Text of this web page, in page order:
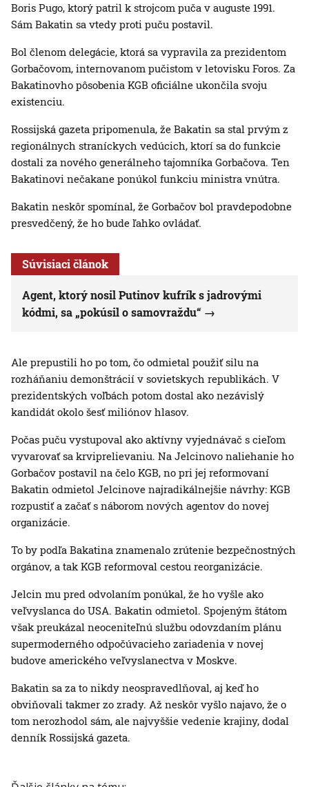
Boris Pugo, ktorý patril k strojcom puča v auguste 1991.
Sám Bakatin sa vtedy proti puču postavil.
Bol členom delegácie, ktorá sa vypravila za prezidentom
Gorbačovom, internovanom pučistom v letovisku Foros. Za
Bakatinovho pôsobenia KGB oficiálne ukončila svoju
existenciu.
Rossijská gazeta pripomenula, že Bakatin sa stal prvým z
regionálnych straníckych vedúcich, ktorí sa do funkcie
dostali za nového generálneho tajomníka Gorbačova. Ten
Bakatinovi nečakane ponúkol funkciu ministra vnútra.
Bakatin neskôr spomínal, že Gorbačov bol pravdepodobne
presvedčený, že ho bude ľahko ovládať.
Súvisiaci článok
Agent, ktorý nosil Putinov kufrík s jadrovými
kódmi, sa „pokúsil o samovraždu“
Ale prepustili ho po tom, čo odmietal použiť silu na
rozháňaniu demonštrácií v sovietskych republikách. V
prezidentských voľbách potom dostal ako nezávislý
kandidát okolo šesť miliónov hlasov.
Počas puču vystupoval ako aktívny vyjednávač s cieľom
vyvarovať sa krviprelievaniu. Na Jelcinovo naliehanie ho
Gorbačov postavil na čelo KGB, no pri jej reformovaní
Bakatin odmietol Jelcinove najradikálnejšie návrhy: KGB
rozpustiť a začať s náborom nových agentov do novej
organizácie.
To by podľa Bakatina znamenalo zrútenie bezpečnostných
orgánov, a tak KGB reformoval cestou reorganizácie.
Jelcin mu pred odvolaním ponúkal, že ho vyšle ako
veľvyslanca do USA. Bakatin odmietol. Spojeným štátom
však preukázal neoceniteľnú službu odovzdaním plánu
supermoderného odpočúvacieho zariadenia v novej
budove amerického veľvyslanectva v Moskve.
Bakatin sa za to nikdy neospravedlňoval, aj keď ho
obviňovali takmer zo zrady. Až neskôr vyšlo najavo, že o
tom nerozhodol sám, ale najvyššie vedenie krajiny, dodal
denník Rossijská gazeta.